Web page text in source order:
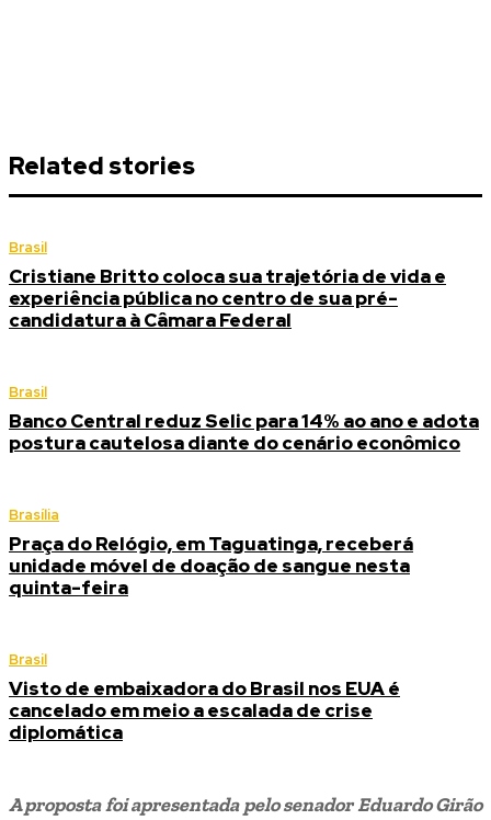
Related stories
Brasil
Cristiane Britto coloca sua trajetória de vida e
experiência pública no centro de sua pré-
candidatura à Câmara Federal
Brasil
Banco Central reduz Selic para 14% ao ano e adota
postura cautelosa diante do cenário econômico
Brasília
Praça do Relógio, em Taguatinga, receberá
unidade móvel de doação de sangue nesta
quinta-feira
Brasil
Visto de embaixadora do Brasil nos EUA é
cancelado em meio a escalada de crise
diplomática
A proposta foi apresentada pelo senador Eduardo Girão